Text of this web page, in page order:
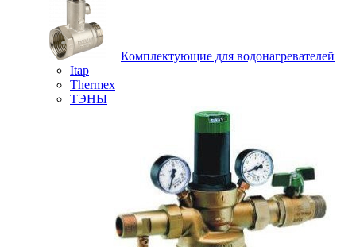
Комплектующие для водонагревателей
Itap
Thermex
ТЭНЫ